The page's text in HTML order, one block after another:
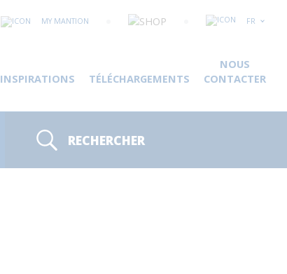
MY MANTION FR
INSPIRATIONS TÉLÉCHARGEMENTS
NOUS
CONTACTER
RECHERCHER